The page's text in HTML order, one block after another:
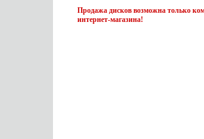
Продажа дисков возможна только
интернет-магазина!